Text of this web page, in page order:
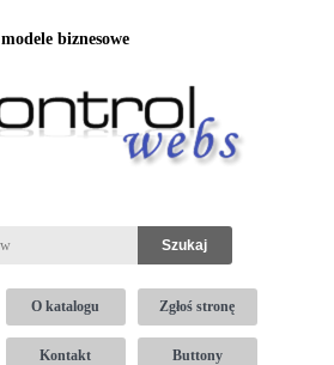
modele biznesowe
O katalogu Zgłoś stronę
Kontakt Buttony